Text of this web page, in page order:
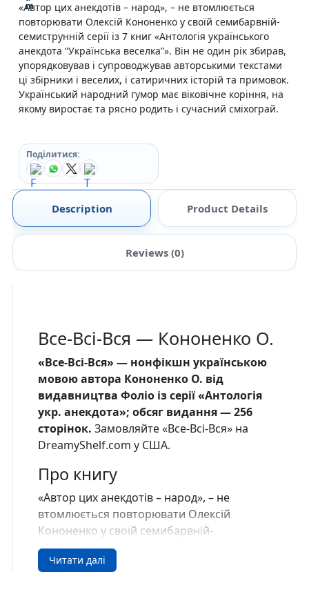
«Автор цих анекдотів – народ», – не втомлюється
повторювати Олексій Кононенко у своїй семибарвній-
семиструнній серії із 7 книг «Антологія українського
анекдота “Українська веселка”». Він не один рік збирав,
упорядковував і супроводжував авторськими текстами
ці збірники і веселих, і сатиричних історій та примовок.
Український народний гумор має віковічне коріння, на
якому виростає та рясно родить і сучасний сміхограй.
Поділитися:
Description Product Details
Reviews (0)
Все-Всi-Вся — Кононенко О.
«Все-Всi-Вся» — нонфікшн українською
мовою автора Кононенко О. від
видавництва Фоліо із серії «Антологiя
укр. анекдота»; обсяг видання — 256
сторінок. Замовляйте «Все-Всi-Вся» на
DreamyShelf.com у США.
Про книгу
«Автор цих анекдотів – народ», – не
втомлюється повторювати Олексій
Кононенко у своїй семибарвній-
семиструнній серії із 7 книг «Антологія
українського анекдота “Українська
Читати далі